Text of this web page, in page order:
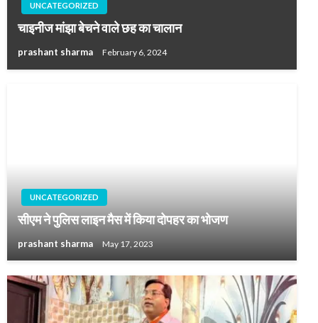
UNCATEGORIZED
चाइनीज मांझा बेचने वाले छह का चालान
prashant sharma February 6, 2024
UNCATEGORIZED
सीएम ने पुलिस लाइन मैस में किया दोपहर का भोजण
prashant sharma May 17, 2023